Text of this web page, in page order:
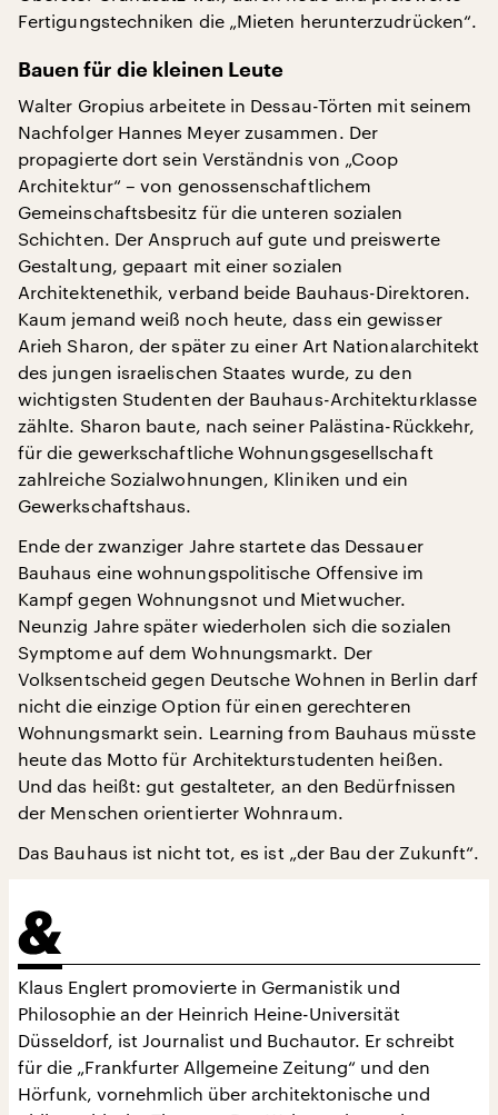
Fertigungstechniken die „Mieten herunterzudrücken“.
Bauen für die kleinen Leute
Walter Gropius arbeitete in Dessau-Törten mit seinem
Nachfolger Hannes Meyer zusammen. Der
propagierte dort sein Verständnis von „Coop
Architektur“ – von genossenschaftlichem
Gemeinschaftsbesitz für die unteren sozialen
Schichten. Der Anspruch auf gute und preiswerte
Gestaltung, gepaart mit einer sozialen
Architektenethik, verband beide Bauhaus-Direktoren.
Kaum jemand weiß noch heute, dass ein gewisser
Arieh Sharon, der später zu einer Art Nationalarchitekt
des jungen israelischen Staates wurde, zu den
wichtigsten Studenten der Bauhaus-Architekturklasse
zählte. Sharon baute, nach seiner Palästina-Rückkehr,
für die gewerkschaftliche Wohnungsgesellschaft
zahlreiche Sozialwohnungen, Kliniken und ein
Gewerkschaftshaus.
Ende der zwanziger Jahre startete das Dessauer
Bauhaus eine wohnungspolitische Offensive im
Kampf gegen Wohnungsnot und Mietwucher.
Neunzig Jahre später wiederholen sich die sozialen
Symptome auf dem Wohnungsmarkt. Der
Volksentscheid gegen Deutsche Wohnen in Berlin darf
nicht die einzige Option für einen gerechteren
Wohnungsmarkt sein. Learning from Bauhaus müsste
heute das Motto für Architekturstudenten heißen.
Und das heißt: gut gestalteter, an den Bedürfnissen
der Menschen orientierter Wohnraum.
Das Bauhaus ist nicht tot, es ist „der Bau der Zukunft“.
Klaus Englert promovierte in Germanistik und
Philosophie an der Heinrich Heine-Universität
Düsseldorf, ist Journalist und Buchautor. Er schreibt
für die „Frankfurter Allgemeine Zeitung“ und den
Hörfunk, vornehmlich über architektonische und